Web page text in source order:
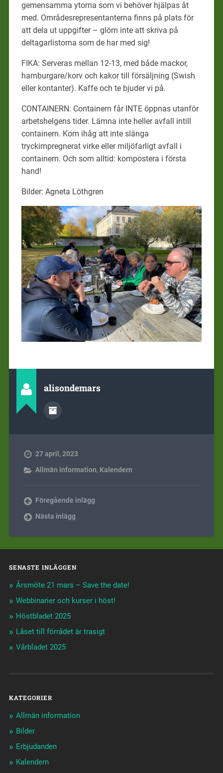
gemensamma ytorna som vi behöver hjälpas åt
med. Områdesrepresentanterna finns på plats för
att dela ut uppgifter – glöm inte att skriva på
deltagarlistorna som de har med sig!
FIKA: Serveras mellan 12-13, med både mackor,
hamburgare/korv och kakor till försäljning (Swish
eller kontanter). Kaffe och te bjuder vi på.
CONTAINERN: Containern får INTE öppnas utanför
arbetshelgens tider. Lämna inte heller avfall intill
containern. Kom ihåg att inte slänga
tryckimpregnerat virke eller miljöfarligt avfall i
containern. Och som alltid: kompostera i första
hand!
Bilder: Agneta Löthgren
alisondemars
27 april, 2023
Allmän information, Kalendern
Föregående inlägg
Nästa inlägg
SENASTE INLÄGGEN
Årsmöte 21 mars – Save the date!
Webbinarier och kurser i höst!
Höstbladet 2025
Låset till förrådet är trasigt
Vårbladet 2025
KATEGORIER
Allmän information
Bilder
Erbjudanden
Kalendern